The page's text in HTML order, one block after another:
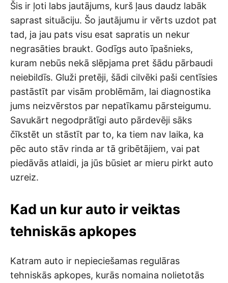
Šis ir ļoti labs jautājums, kurš ļaus daudz labāk
saprast situāciju. Šo jautājumu ir vērts uzdot pat
tad, ja jau pats visu esat sapratis un nekur
negrasāties braukt. Godīgs auto īpašnieks,
kuram nebūs nekā slēpjama pret šādu pārbaudi
neiebildīs. Gluži pretēji, šādi cilvēki paši centīsies
pastāstīt par visām problēmām, lai diagnostika
jums neizvērstos par nepatīkamu pārsteigumu.
Savukārt negodprātīgi auto pārdevēji sāks
čīkstēt un stāstīt par to, ka tiem nav laika, ka
pēc auto stāv rinda ar tā gribētājiem, vai pat
piedāvās atlaidi, ja jūs būsiet ar mieru pirkt auto
uzreiz.
Kad un kur auto ir veiktas
tehniskās apkopes
Katram auto ir nepieciešamas regulāras
tehniskās apkopes, kurās nomaina nolietotās